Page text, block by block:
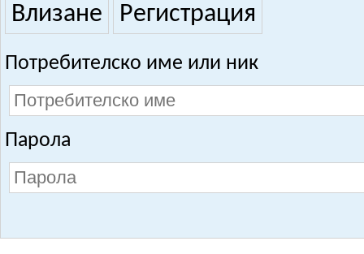
Влизане Регистрация
Потребителско име или ник
Парола